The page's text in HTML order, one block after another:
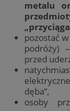
metalu
pozostać
podróży)
przed
dęba”,
osoby